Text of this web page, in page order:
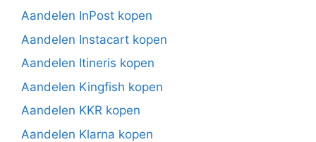
Aandelen InPost kopen
Aandelen Instacart kopen
Aandelen Itineris kopen
Aandelen Kingfish kopen
Aandelen KKR kopen
Aandelen Klarna kopen